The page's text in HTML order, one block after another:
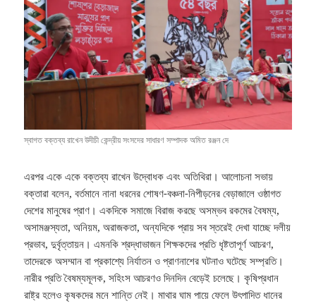
স্বাগত বক্তব্য রাখেন উদীচী কেন্দ্রীয় সংসদের সাধারণ সম্পাদক অমিত রঞ্জন দে
এরপর একে একে বক্তব্য রাখেন উদ্বোধক এবং অতিথিরা। আলোচনা সভায়
বক্তারা বলেন, বর্তমানে নানা ধরনের শোষণ-বঞ্চনা-নিপীড়নের বেড়াজালে ওষ্ঠাগত
দেশের মানুষের প্রাণ। একদিকে সমাজে বিরাজ করছে অসম্ভব রকমের বৈষম্য,
অসামঞ্জস্যতা, অনিয়ম, অরাজকতা, অন্যদিকে প্রায় সব স্তরেই দেখা যাচ্ছে দলীয়
প্রভাব, দুর্বৃত্তায়ন। এমনকি শ্রদ্ধাভাজন শিক্ষকদের প্রতি ধৃষ্টতাপূর্ণ আচরণ,
তাদেরকে অসম্মান বা প্রকাশ্যে নির্যাতন ও প্রাণনাশের ঘটনাও ঘটেছে সম্প্রতি।
নারীর প্রতি বৈষম্যমূলক, সহিংস আচরণও দিনদিন বেড়েই চলেছে। কৃষিপ্রধান
রাষ্ট্র হলেও কৃষকদের মনে শান্তি নেই। মাথার ঘাম পায়ে ফেলে উৎপাদিত ধানের